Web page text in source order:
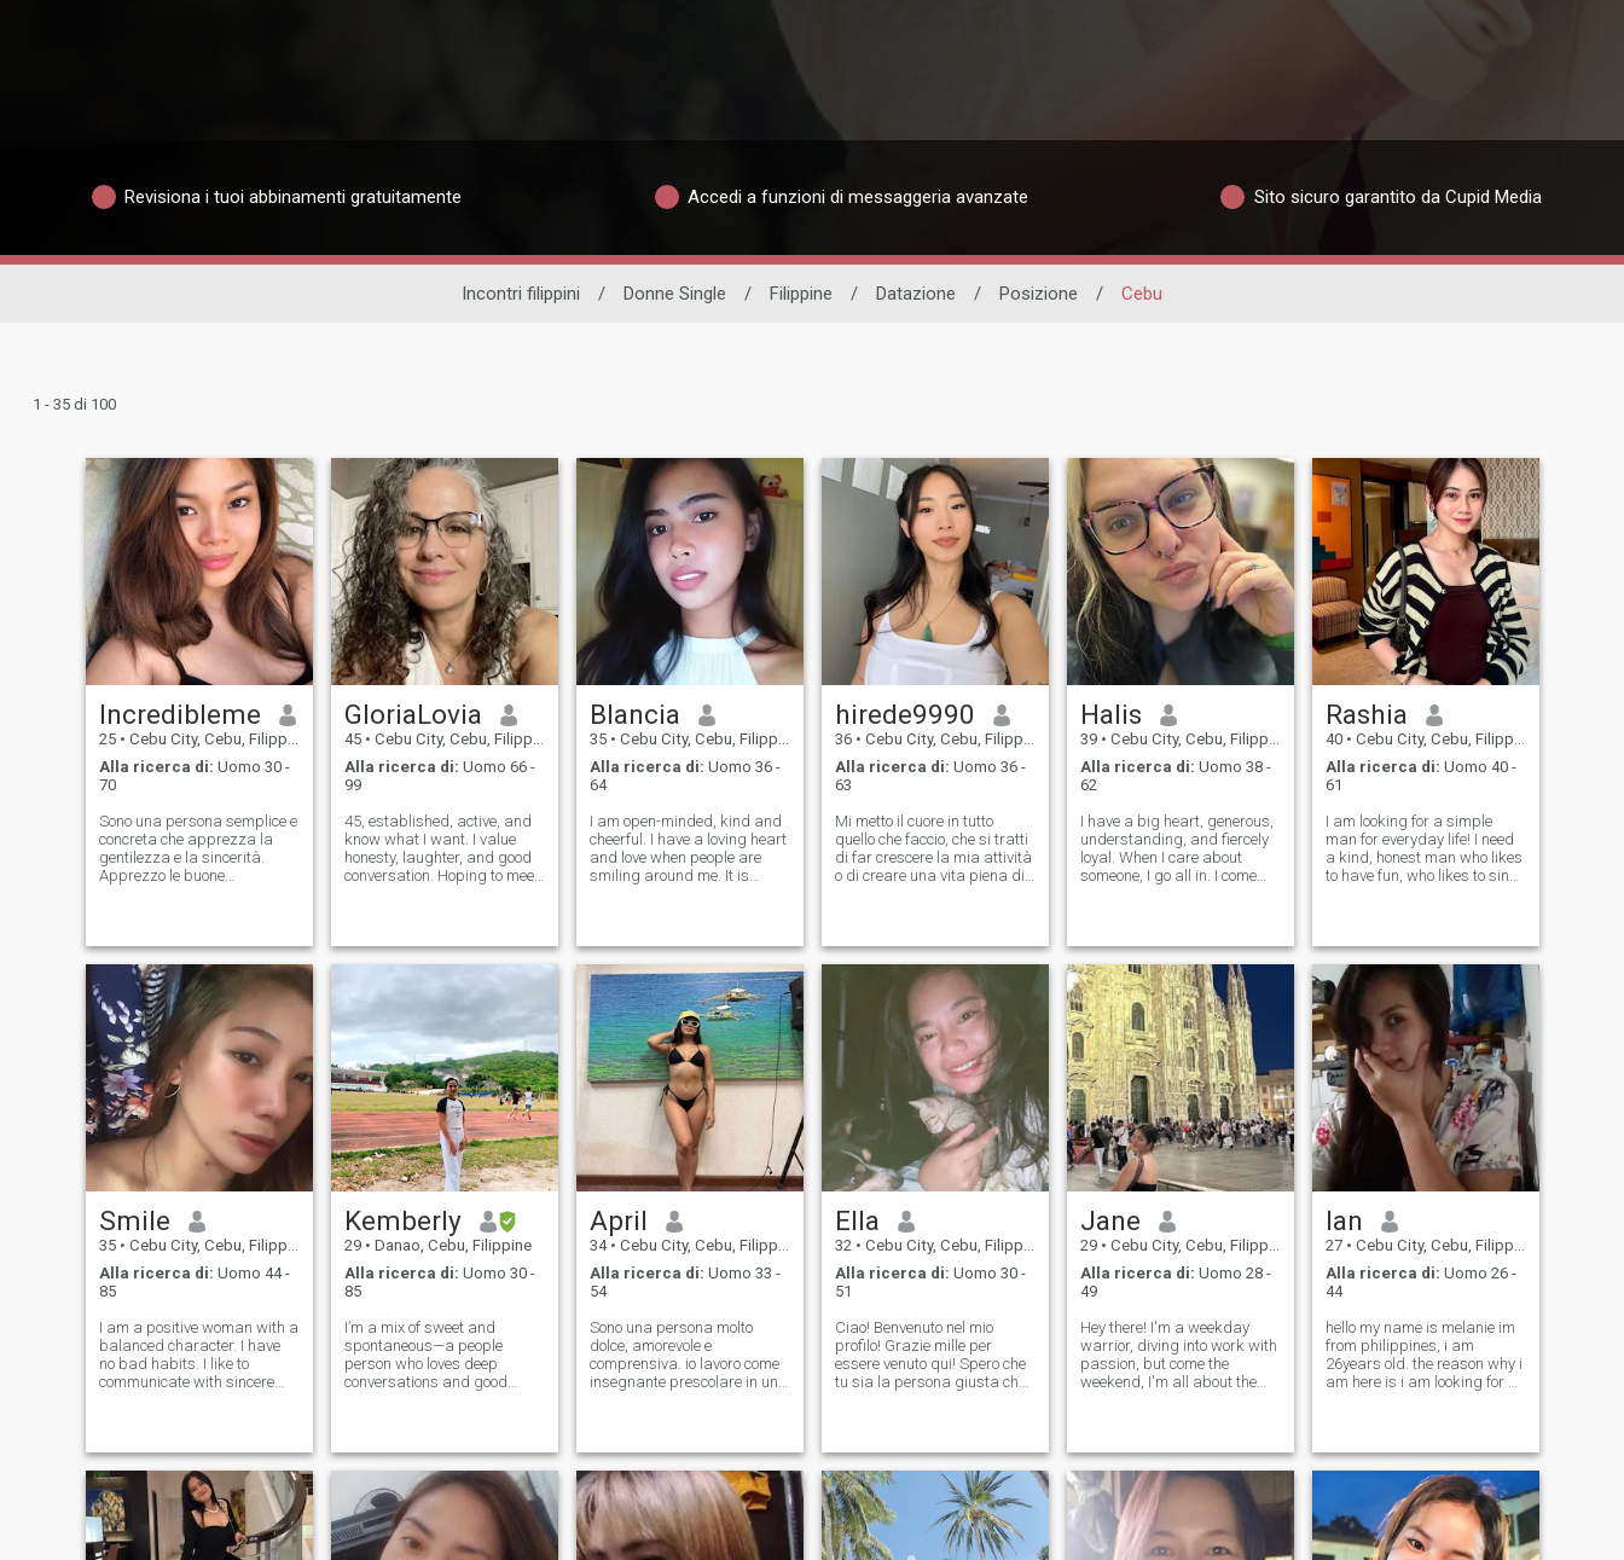
Revisiona i tuoi abbinamenti gratuitamente Accedi a funzioni di messaggeria avanzate Sito sicuro garantito da Cupid Media
Incontri filippini / Donne Single / Filippine / Datazione / Posizione / Cebu
1 - 35 di 100
Incredibleme
25 • Cebu City, Cebu, Filippine
Alla ricerca di: Uomo 30 -
70
Sono una persona semplice e
concreta che apprezza la
gentilezza e la sincerità.
Apprezzo le buone
migliori nella vita si
costruiscano lentamente...
con pazienza, rispetto e un
po' di umorismo lungo la
strada. Tra l'altro, non sono
a pagamento, percio'
apprezzerei se prima mi
mandassi un messaggio.
GloriaLovia
45 • Cebu City, Cebu, Filippine
Alla ricerca di: Uomo 66 -
99
45, established, active, and
know what I want. I value
honesty, laughter, and good
conversation. Hoping to meet
the right company makes all
the difference.
Blancia
35 • Cebu City, Cebu, Filippine
Alla ricerca di: Uomo 36 -
64
I am open-minded, kind and
cheerful. I have a loving heart
and love when people are
smiling around me. It is
people. I am open for
traveling and finding my
love. My frien
hirede9990
36 • Cebu City, Cebu, Filippine
Alla ricerca di: Uomo 36 -
63
Mi metto il cuore in tutto
quello che faccio, che si tratti
di far crescere la mia attività
o di creare una vita piena di
distendermi e godersi i
momenti più dolci della vita.
Sogno di trovare il rifugio
perfetto in cui fuggire,
magari con la persona
giusta al mio fianco. Se sei
affascinante, un po' audace
e pronto per qualcosa di
reale, vediamo dove va.
Halis
39 • Cebu City, Cebu, Filippine
Alla ricerca di: Uomo 38 -
62
I have a big heart, generous,
understanding, and fiercely
loyal. When I care about
someone, I go all in. I come
know what love is and how to
make it last. I love being a
woman
Rashia
40 • Cebu City, Cebu, Filippine
Alla ricerca di: Uomo 40 -
61
I am looking for a simple
man for everyday life! I need
a kind, honest man who likes
to have fun, who likes to sing
gentleman, to protect me in
everything. I look forwa
Smile
35 • Cebu City, Cebu, Filippine
Alla ricerca di: Uomo 44 -
85
I am a positive woman with a
balanced character. I have
no bad habits. I like to
communicate with sincere
reason for joy and smile. I
believe that a smile prolongs
t
Kemberly
29 • Danao, Cebu, Filippine
Alla ricerca di: Uomo 30 -
85
I’m a mix of sweet and
spontaneous—a people
person who loves deep
conversations and good
it's tackling a challenge or
just vibing with the right
energy, I bring passio
April
34 • Cebu City, Cebu, Filippine
Alla ricerca di: Uomo 33 -
54
Sono una persona molto
dolce, amorevole e
comprensiva. io lavoro come
insegnante prescolare in una
insegnante con un grande
cuore. La maggior parte dei
miei alunni sono cresciuti
dagli agricoltori, li do da
mangiare e li do cura e
amore. Faccio sempre
Ella
32 • Cebu City, Cebu, Filippine
Alla ricerca di: Uomo 30 -
51
Ciao! Benvenuto nel mio
profilo! Grazie mille per
essere venuto qui! Spero che
tu sia la persona giusta che
provincia. Sono la sorella
maggiore dei sette fratelli! Ho
una famiglia grande e
numerosa e ho molti gatti e
cani. Mi piace davvero
adottare animali randagi
Jane
29 • Cebu City, Cebu, Filippine
Alla ricerca di: Uomo 28 -
49
Hey there! I'm a weekday
warrior, diving into work with
passion, but come the
weekend, I'm all about the
laundry, always with a
backdrop of classic tunes.
Old music
lan
27 • Cebu City, Cebu, Filippine
Alla ricerca di: Uomo 26 -
44
hello my name is melanie im
from philippines, i am
26years old. the reason why i
am here is i am looking for a
here, because im looking for
a serious rel